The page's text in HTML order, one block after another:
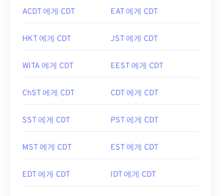
ACDT 에게 CDT EAT 에게 CDT
HKT 에게 CDT JST 에게 CDT
WITA 에게 CDT EEST 에게 CDT
ChST 에게 CDT CDT 에게 CDT
SST 에게 CDT PST 에게 CDT
MST 에게 CDT EST 에게 CDT
EDT 에게 CDT IDT 에게 CDT